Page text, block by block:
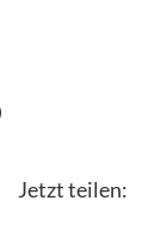
Jetzt teilen: